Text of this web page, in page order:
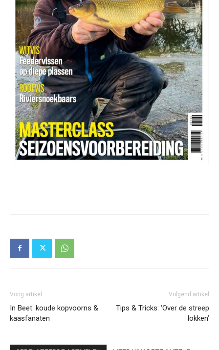
Vorig artikel
In Beet: koude kopvoorns &
kaasfanaten
Volgend artikel
Tips & Tricks: ‘Over de streep
lokken’